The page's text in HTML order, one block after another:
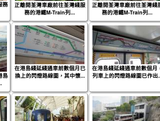
務
正離開荃灣車廠前往荃灣綫服
務的港鐵M-Train列...
正離開荃灣車廠前往荃灣綫
務的港鐵M-Train列...
島
在港島綫延綫通車前數個月已
換上的閃燈路線圖，其中懷...
在港島綫延綫通車前數個月
列車上的閃燈路線圖已作出